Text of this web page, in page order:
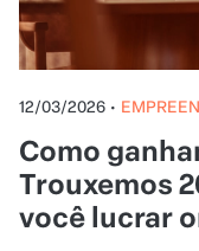
12/03/2026 •
Como
Trouxemos
você lucrar